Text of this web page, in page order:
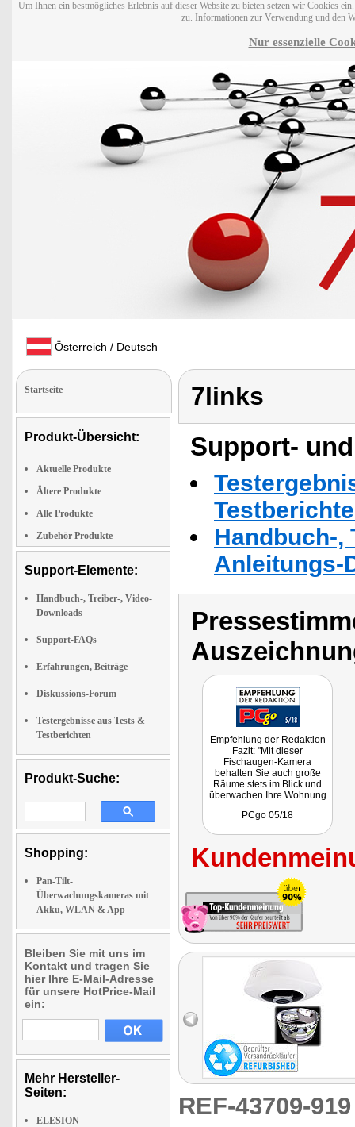
Um Ihnen ein bestmögliches Erlebnis auf dieser Website zu bieten setzen wir Cookies
zu. Informationen zur Verwendung und den
Nur essenzielle
Österreich / Deutsch
Startseite
Produkt-Übersicht:
Aktuelle Produkte
Ältere Produkte
Alle Produkte
Zubehör Produkte
Support-Elemente:
Handbuch-, Treiber-, Video-
Downloads
Support-FAQs
Erfahrungen, Beiträge
Diskussions-Forum
Testergebnisse aus Tests &
Testberichten
Produkt-Suche:
Shopping:
Pan-Tilt-
Überwachungskameras mit
Akku, WLAN & App
Bleiben Sie mit uns im
Kontakt und tragen Sie
hier Ihre E-Mail-Adresse
für unsere HotPrice-Mail
ein:
Mehr Hersteller-
Seiten:
ELESION
7links
Support-
Handbuch-,
Anleitungs-
Empfehlung der Redaktion
Fazit: "Mit dieser
Fischaugen-Kamera
behalten Sie auch große
Räume stets im Blick und
überwachen Ihre Wohnung
auf der Welt."
PCgo 05/18
REF-43709-